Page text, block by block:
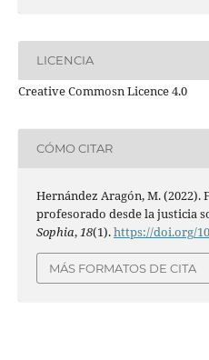
LICENCIA
Creative Commosn Licence 4.0
CÓMO CITAR
Hernández Aragón, M.
profesorado desde la justicia
Sophia,18(1).https://doi.org/
MÁS FORMATOS DE CITA